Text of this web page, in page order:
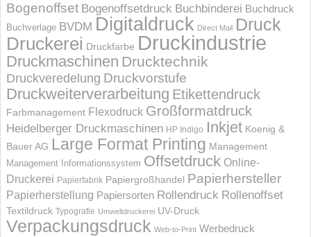
Bogenoffset Bogenoffsetdruck Buchbinderei Buchdruck
Buchverlage BVDM Digitaldruck Direct Mail Druck
Druckerei Druckfarbe Druckindustrie
Druckmaschinen Drucktechnik
Druckveredelung Druckvorstufe
Druckweiterverarbeitung Etikettendruck
Farbmanagement Flexodruck Großformatdruck
Heidelberger Druckmaschinen HP Indigo Inkjet Koenig &
Bauer AG Large Format Printing Management
Management Informations­system Offsetdruck Online-
Druckerei Papierfabrik Papiergroßhandel Papierhersteller
Papierherstellung Papiersorten Rollendruck Rollenoffset
Textildruck Typografie Umweltdruckerei UV-Druck
Verpackungsdruck Web-to-Print Werbedruck